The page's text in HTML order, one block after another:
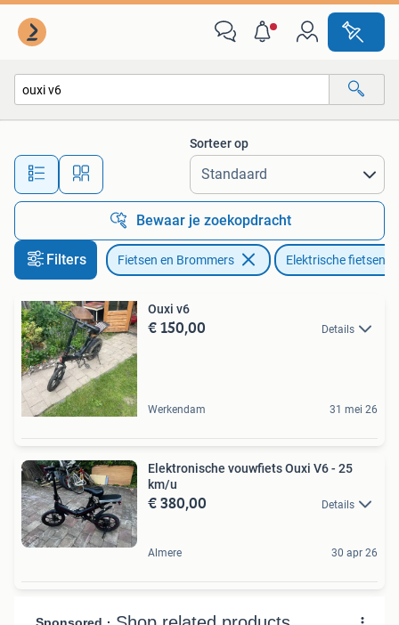
Alle afstanden…
Sorteer op
Bewaar je zoekopdracht
Filters Fietsen en Brommers Elektrische fietsen
Ouxi v6
€ 150,00 Details
Werkendam 31 mei 26
Elektronische vouwfiets Ouxi V6 - 25
km/u
€ 380,00 Details
Almere 30 apr 26